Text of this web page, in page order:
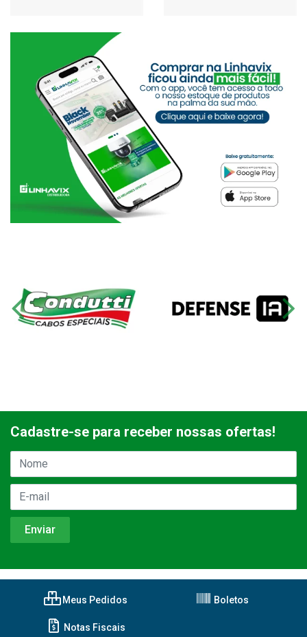
Cadastre-se para receber nossas ofertas!
Meus Pedidos Boletos
Notas Fiscais